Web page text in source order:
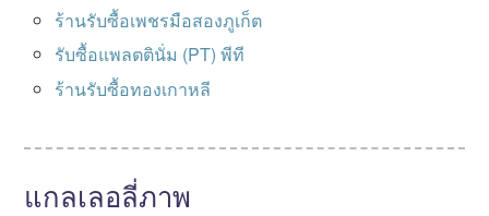
ร้านรับซื้อเพชรมือสองภูเก็ต
รับซื้อแพลตตินั่ม (PT) พีที
ร้านรับซื้อทองเกาหลี
แกลเลอลี่ภาพ